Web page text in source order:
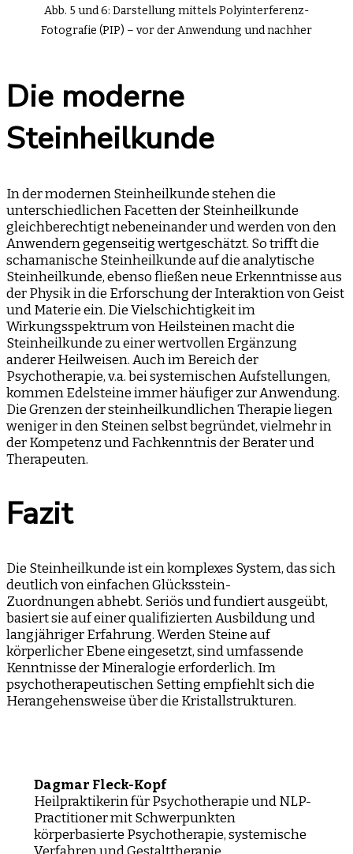
Abb. 5 und 6: Darstellung mittels Polyinterferenz-
Fotografie (PIP) – vor der Anwendung und nachher
Die moderne
Steinheilkunde
In der modernen Steinheilkunde stehen die
unterschiedlichen Facetten der Steinheilkunde
gleichberechtigt nebeneinander und werden von den
Anwendern gegenseitig wertgeschätzt. So trifft die
schamanische Steinheilkunde auf die analytische
Steinheilkunde, ebenso fließen neue Erkenntnisse aus
der Physik in die Erforschung der Interaktion von Geist
und Materie ein. Die Vielschichtigkeit im
Wirkungsspektrum von Heilsteinen macht die
Steinheilkunde zu einer wertvollen Ergänzung
anderer Heilweisen. Auch im Bereich der
Psychotherapie, v.a. bei systemischen Aufstellungen,
kommen Edelsteine immer häufiger zur Anwendung.
Die Grenzen der steinheilkundlichen Therapie liegen
weniger in den Steinen selbst begründet, vielmehr in
der Kompetenz und Fachkenntnis der Berater und
Therapeuten.
Fazit
Die Steinheilkunde ist ein komplexes System, das sich
deutlich von einfachen Glücksstein-
Zuordnungen abhebt. Seriös und fundiert ausgeübt,
basiert sie auf einer qualifizierten Ausbildung und
langjähriger Erfahrung. Werden Steine auf
körperlicher Ebene eingesetzt, sind umfassende
Kenntnisse der Mineralogie erforderlich. Im
psychotherapeutischen Setting empfiehlt sich die
Herangehensweise über die Kristallstrukturen.
Dagmar Fleck-Kopf
Heilpraktikerin für Psychotherapie und NLP-
Practitioner mit Schwerpunkten
körperbasierte Psychotherapie, systemische